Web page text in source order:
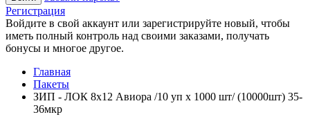
Регистрация
Войдите в свой аккаунт или зарегистрируйте новый, чтобы
иметь полный контроль над своими заказами, получать
бонусы и многое другое.
Главная
Пакеты
ЗИП - ЛОК 8х12 Авиора /10 уп х 1000 шт/ (10000шт) 35-
36мкр